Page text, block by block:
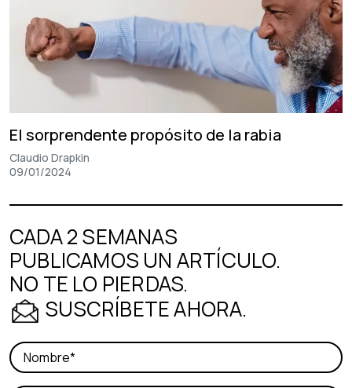
El sorprendente propósito de la rabia
Claudio Drapkin
09/01/2024
CADA 2 SEMANAS
PUBLICAMOS UN ARTÍCULO.
NO TE LO PIERDAS.
SUSCRÍBETE AHORA.